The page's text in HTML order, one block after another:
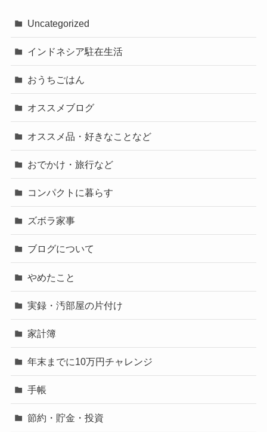
Uncategorized
インドネシア駐在生活
おうちごはん
オススメブログ
オススメ品・好きなことなど
おでかけ・旅行など
コンパクトに暮らす
ズボラ家事
ブログについて
やめたこと
実録・汚部屋の片付け
家計簿
年末までに10万円チャレンジ
手帳
節約・貯金・投資